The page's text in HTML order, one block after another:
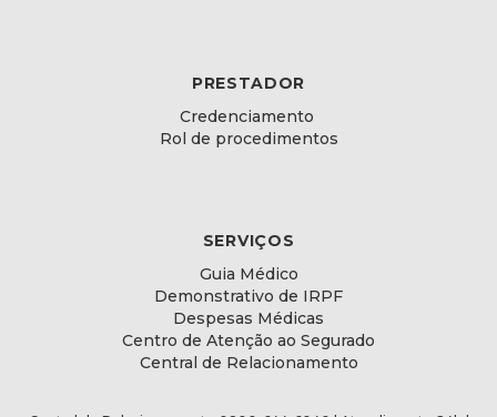
PRESTADOR
Credenciamento
Rol de procedimentos
SERVIÇOS
Guia Médico
Demonstrativo de IRPF
Despesas Médicas
Centro de Atenção ao Segurado
Central de Relacionamento